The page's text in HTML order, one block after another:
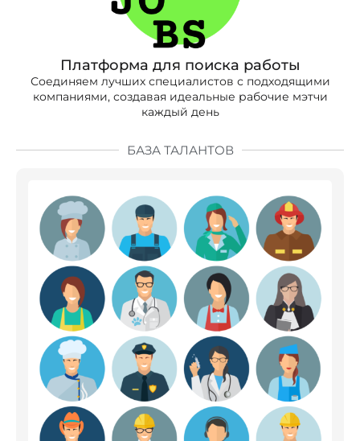
Платформа для поиска работы
Соединяем лучших специалистов с подходящими
компаниями, создавая идеальные рабочие мэтчи
каждый день
БАЗА ТАЛАНТОВ